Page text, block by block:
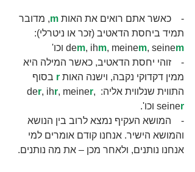
-    כאשר אתם רואים את האות m, מדובר
תמיד ביחסת הדאטיב (זכר או ניטרלי):
dem, ihm, meinem, seinem
וכו'
-    זוהי יחסת הדאטיב, כאשר המילה היא
ממין דקדוקי נקבה, וישנה האות r בסוף
התווית שנלווית אליה: de
r, ihr, meiner,
seiner
וכו'.
-    המושא העקיף נמצא לרוב בין הנושא
והמושא הישיר. אנחנו קודם אומרים למי
אנחנו נותנים, ולאחר מכן – את מה נותנים.